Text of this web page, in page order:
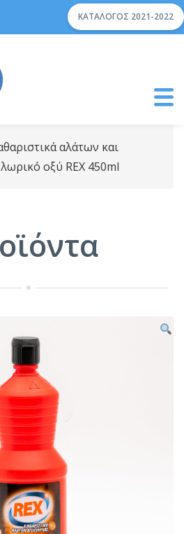
ΚΑΤΆΛΟΓΟΣ 2021-2022
αλάτων και
οξύ REX 450ml